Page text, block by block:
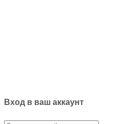
Вход в ваш аккаунт